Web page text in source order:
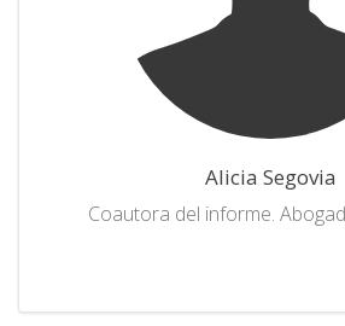
Alicia Segovia
Coautora del informe.